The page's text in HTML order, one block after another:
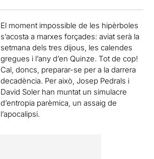
El moment impossible de les hipèrboles
s’acosta a marxes forçades: aviat serà la
setmana dels tres dijous, les calendes
gregues i l’any d’en Quinze. Tot de cop!
Cal, doncs, preparar-se per a la darrera
decadència. Per això, Josep Pedrals i
David Soler han muntat un simulacre
d’entropia parèmica, un assaig de
l’apocalipsi.